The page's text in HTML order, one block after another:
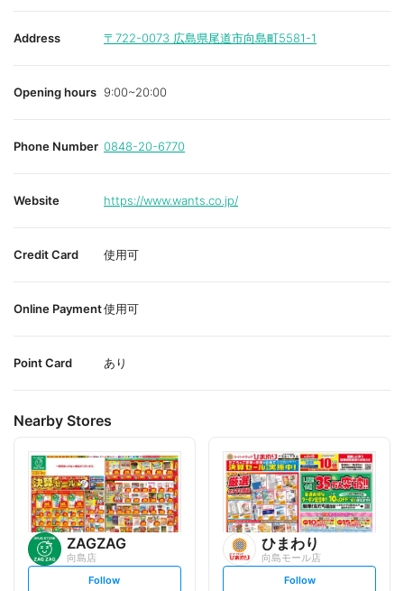
Address 〒722-0073 広島県尾道市向島町5581-1
Opening hours 9:00~20:00
Phone Number 0848-20-6770
Website https://www.wants.co.jp/
Credit Card 使用可
Online Payment使用可
Point Card あり
Nearby Stores
ZAGZAG
向島店
s
Follow
ひまわり
向島モール店
s
Follow